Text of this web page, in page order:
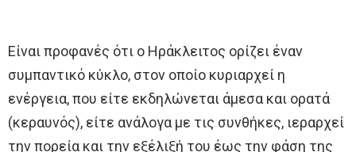
Είναι προφανές ότι ο Ηράκλειτος ορίζει έναν
συμπαντικό κύκλο, στον οποίο κυριαρχεί η
ενέργεια, που είτε εκδηλώνεται άμεσα και ορατά
(κεραυνός), είτε ανάλογα με τις συνθήκες, ιεραρχεί
την πορεία και την εξέλιξή του έως την φάση της